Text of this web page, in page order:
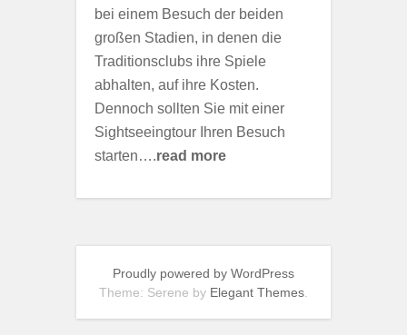
bei einem Besuch der beiden
großen Stadien, in denen die
Traditionsclubs ihre Spiele
abhalten, auf ihre Kosten.
Dennoch sollten Sie mit einer
Sightseeingtour Ihren Besuch
starten….read more
Proudly powered by WordPress
Theme: Serene by Elegant Themes.